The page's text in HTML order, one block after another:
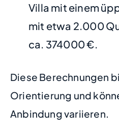
Villa mit einem
mit etwa 2.000
ca. 374000 €.
Diese Berechnungen
Orientierung und
Anbindung variieren.